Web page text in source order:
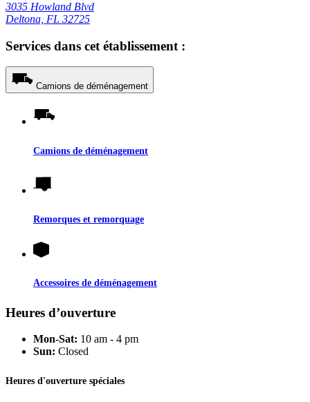
3035 Howland Blvd
Deltona, FL 32725
Services dans cet établissement :
Camions de déménagement
Camions de déménagement
Remorques et remorquage
Accessoires de déménagement
Heures d’ouverture
Mon-Sat: 10 am - 4 pm
Sun: Closed
Heures d'ouverture spéciales